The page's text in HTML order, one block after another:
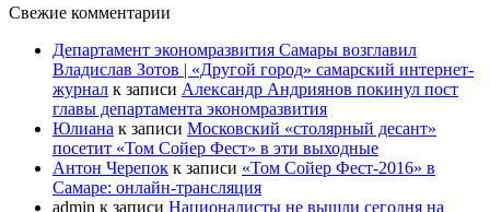
Свежие комментарии
Департамент экономразвития Самары возглавил
Владислав Зотов | «Другой город» самарский интернет-
журнал к записи Александр Андриянов покинул пост
главы департамента экономразвития
Юлиана к записи Московский «столярный десант»
посетит «Том Сойер Фест» в эти выходные
Антон Черепок к записи «Том Сойер Фест-2016» в
Самаре: онлайн-трансляция
admin к записи Националисты не вышли сегодня на